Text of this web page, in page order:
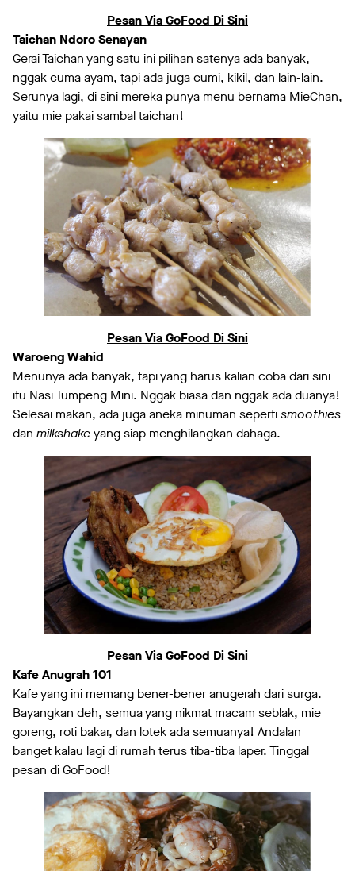
Pesan Via GoFood Di Sini
Taichan Ndoro Senayan
Gerai Taichan yang satu ini pilihan satenya ada banyak,
nggak cuma ayam, tapi ada juga cumi, kikil, dan lain-lain.
Serunya lagi, di sini mereka punya menu bernama MieChan,
yaitu mie pakai sambal taichan!
Pesan Via GoFood Di Sini
Waroeng Wahid
Menunya ada banyak, tapi yang harus kalian coba dari sini
itu Nasi Tumpeng Mini. Nggak biasa dan nggak ada duanya!
Selesai makan, ada juga aneka minuman sepertismoothies
dan milkshakeyang siap menghilangkan dahaga.
Pesan Via GoFood Di Sini
Kafe Anugrah 101
Kafe yang ini memang bener-bener anugerah dari surga.
Bayangkan deh, semua yang nikmat macam seblak, mie
goreng, roti bakar, dan lotek ada semuanya! Andalan
banget kalau lagi di rumah terus tiba-tiba laper. Tinggal
pesan di GoFood!